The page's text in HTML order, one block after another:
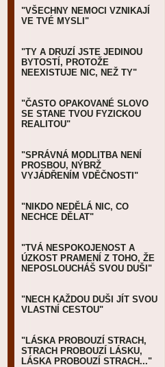
"VŠECHNY NEMOCI VZNIKAJÍ
VE TVÉ MYSLI"
"TY A DRUZÍ JSTE JEDINOU
BYTOSTÍ, PROTOŽE
NEEXISTUJE NIC, NEŽ TY"
"ČASTO OPAKOVANÉ SLOVO
SE STANE TVOU FYZICKOU
REALITOU"
"SPRÁVNÁ MODLITBA NENÍ
PROSBOU, NÝBRŽ
VYJÁDŘENÍM VDĚČNOSTI"
"NIKDO NEDĚLÁ NIC, CO
NECHCE DĚLAT"
"TVÁ NESPOKOJENOST A
ÚZKOST PRAMENÍ Z TOHO, ŽE
NEPOSLOUCHÁŠ SVOU DUŠI"
"NECH KAŽDOU DUŠI JÍT SVOU
VLASTNÍ CESTOU"
"LÁSKA PROBOUZÍ STRACH,
STRACH PROBOUZÍ LÁSKU,
LÁSKA PROBOUZÍ STRACH..."